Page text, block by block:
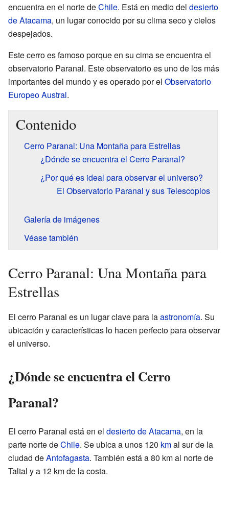
encuentra en el norte deChile. Está en medio del desierto
de Atacama, un lugar conocido por su clima seco y cielos
despejados.
Este cerro es famoso porque en su cima se encuentra el
observatorio Paranal. Este observatorio es uno de los más
importantes del mundo y es operado por el Observatorio
Europeo Austral.
Contenido
Cerro Paranal: Una Montaña para Estrellas
¿Dónde se encuentra el Cerro Paranal?
¿Por qué es ideal para observar el universo?
El Observatorio Paranal y sus Telescopios
Galería de imágenes
Véase también
Cerro Paranal: Una Montaña para
Estrellas
El cerro Paranal es un lugar clave para laastronomía. Su
ubicación y características lo hacen perfecto para observar
el universo.
¿Dónde se encuentra el Cerro
Paranal?
El cerro Paranal está en el desierto de Atacama, en la
parte norte deChile. Se ubica a unos 120 kmal sur de la
ciudad deAntofagasta. También está a 80 km al norte de
Taltal y a 12 km de la costa.